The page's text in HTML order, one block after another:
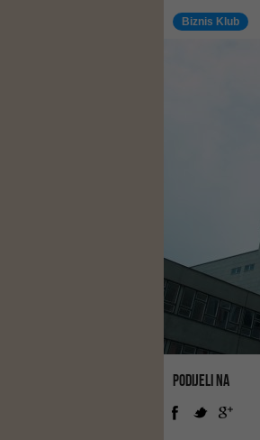
Biznis Klub
PODIJELI NA